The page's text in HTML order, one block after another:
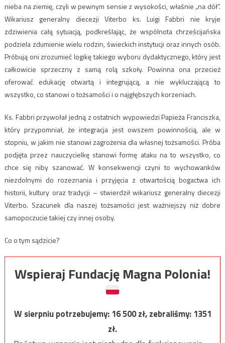
nieba na ziemię, czyli w pewnym sensie z wysokości, właśnie „na dół”.
Wikariusz generalny diecezji Viterbo ks. Luigi Fabbri nie kryje
zdziwienia całą sytuacją, podkreślając, że wspólnota chrześcijańska
podziela zdumienie wielu rodzin, świeckich instytucji oraz innych osób.
Próbują oni zrozumieć logikę takiego wyboru dydaktycznego, który jest
całkowicie sprzeczny z samą rolą szkoły. Powinna ona przecież
oferować edukację otwartą i integrującą, a nie wykluczającą to
wszystko, co stanowi o tożsamości i o najgłębszych korzeniach.
Ks. Fabbri przywołał jedną z ostatnich wypowiedzi Papieża Franciszka,
który przypomniał, że integracja jest owszem powinnością, ale w
stopniu, w jakim nie stanowi zagrożenia dla własnej tożsamości. Próba
podjęta przez nauczycielkę stanowi formę ataku na to wszystko, co
chce się niby szanować. W konsekwencji czyni to wychowanków
niezdolnymi do rozeznania i przyjęcia z otwartością bogactwa ich
historii, kultury oraz tradycji – stwierdził wikariusz generalny diecezji
Viterbo. Szacunek dla naszej tożsamości jest ważniejszy niż dobre
samopoczucie takiej czy innej osoby.
Co o tym sądzicie?
Wspieraj Fundację Magna Polonia!
W sierpniu potrzebujemy:16 500zł, zebraliśmy:1351
zł.